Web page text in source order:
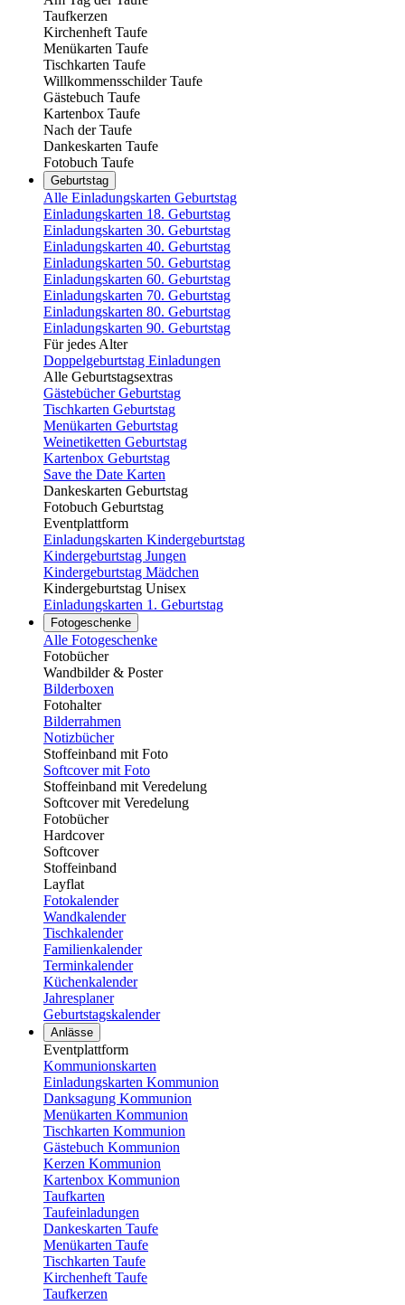
Taufkerzen
Kirchenheft Taufe
Menükarten Taufe
Tischkarten Taufe
Willkommensschilder Taufe
Gästebuch Taufe
Kartenbox Taufe
Nach der Taufe
Dankeskarten Taufe
Fotobuch Taufe
Geburtstag
Alle Einladungskarten Geburtstag
Einladungskarten 18. Geburtstag
Einladungskarten 30. Geburtstag
Einladungskarten 40. Geburtstag
Einladungskarten 50. Geburtstag
Einladungskarten 60. Geburtstag
Einladungskarten 70. Geburtstag
Einladungskarten 80. Geburtstag
Einladungskarten 90. Geburtstag
Für jedes Alter
Doppelgeburtstag Einladungen
Alle Geburtstagsextras
Gästebücher Geburtstag
Tischkarten Geburtstag
Menükarten Geburtstag
Weinetiketten Geburtstag
Kartenbox Geburtstag
Save the Date Karten
Dankeskarten Geburtstag
Fotobuch Geburtstag
Eventplattform
Einladungskarten Kindergeburtstag
Kindergeburtstag Jungen
Kindergeburtstag Mädchen
Kindergeburtstag Unisex
Einladungskarten 1. Geburtstag
Fotogeschenke
Alle Fotogeschenke
Fotobücher
Wandbilder & Poster
Bilderboxen
Fotohalter
Bilderrahmen
Notizbücher
Stoffeinband mit Foto
Softcover mit Foto
Stoffeinband mit Veredelung
Softcover mit Veredelung
Fotobücher
Hardcover
Softcover
Stoffeinband
Layflat
Fotokalender
Wandkalender
Tischkalender
Familienkalender
Terminkalender
Küchenkalender
Jahresplaner
Geburtstagskalender
Anlässe
Eventplattform
Kommunionskarten
Einladungskarten Kommunion
Danksagung Kommunion
Menükarten Kommunion
Tischkarten Kommunion
Gästebuch Kommunion
Kerzen Kommunion
Kartenbox Kommunion
Taufkarten
Taufeinladungen
Dankeskarten Taufe
Menükarten Taufe
Tischkarten Taufe
Kirchenheft Taufe
Taufkerzen